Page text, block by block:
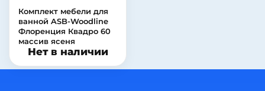
Комплект мебели для
ванной ASB-Woodline
Флоренция Квадро 60
массив ясеня
Нет в наличии